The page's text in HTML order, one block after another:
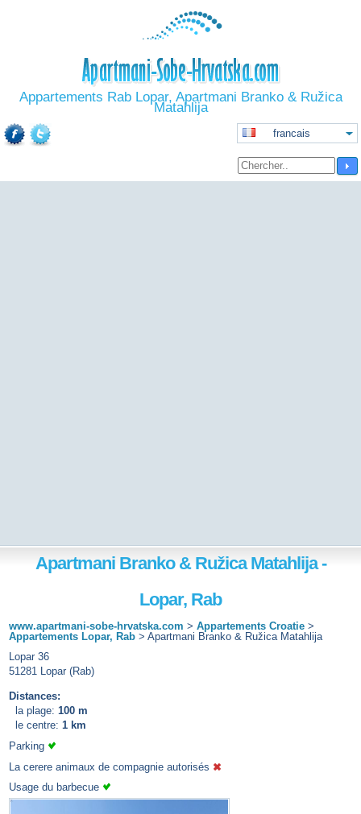
Appartements Rab Lopar, Apartmani Branko & Ružica
Matahlija
francais
Apartmani Branko & Ružica Matahlija -
Lopar, Rab
www.apartmani-sobe-hrvatska.com > Appartements Croatie >
Appartements Lopar, Rab > Apartmani Branko & Ružica Matahlija
Lopar 36
51281 Lopar (Rab)
Distances:
la plage: 100 m
le centre: 1 km
Parking
La cerere animaux de compagnie autorisés
Usage du barbecue